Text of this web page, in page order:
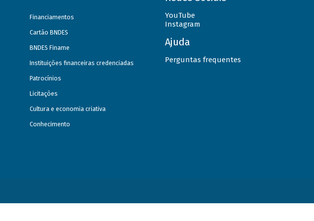
Financiamentos
Cartão BNDES
BNDES Finame
Instituições financeiras credenciadas
Patrocínios
Licitações
Cultura e economia criativa
Conhecimento
YouTube
Instagram
Ajuda
Perguntas frequentes